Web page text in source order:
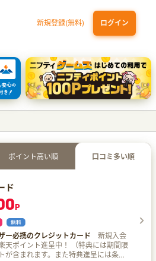
新規登録(無料) ログイン
ド ゴールド（NL）（家族カード発行）
ディズニープラス) セットプラン
）
ポイント高い順 口コミ多い順
ド
P
ー必携のクレジットカード 新規入会
天ポイント進呈中！ （特典には期間限
が含まれます。また特典進呈には条件